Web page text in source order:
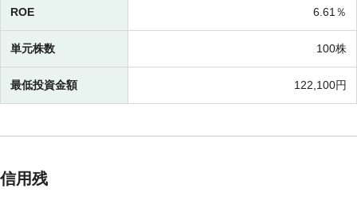
ROE 6.61％
単元株数 100株
最低投資金額 122,100円
信用残